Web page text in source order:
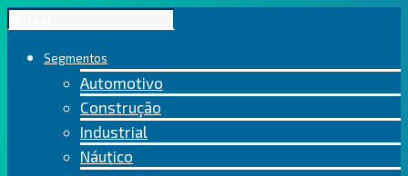
Segmentos
Automotivo
Construção
Industrial
Náutico